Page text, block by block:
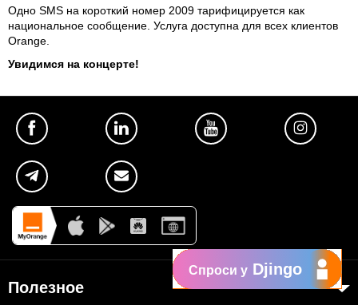
Одно SMS на короткий номер 2009 тарифицируется как
национальное сообщение. Услуга доступна для всех клиентов
Orange.
Увидимся на концерте!
Полезное
Спроси у Djingo